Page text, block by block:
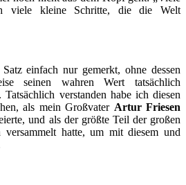
viele kleine Schritte, die die Welt
einfach nur gemerkt, ohne dessen
seinen wahren Wert tatsächlich
verstanden habe ich diesen
als mein Großvater Artur Friesen
und als der größte Teil der großen
versammelt hatte, um mit diesem und